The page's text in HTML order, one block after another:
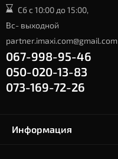
Сб с 10:00 до 15:00,
Вс- выходной
partner.imaxi.com@gmail.com
067-998-95-46
050-020-13-83
073-169-72-26
Информация